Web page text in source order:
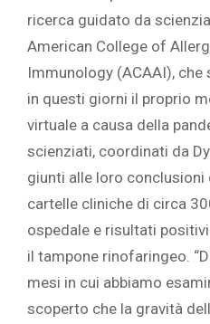
ricerca guidato da
American College of
Immunology (ACAAI),
in questi giorni il proprio
virtuale a causa della
scienziati, coordinati da
giunti alle loro
cartelle cliniche di circa
ospedale e risultati
il tampone rinofaringeo.
mesi in cui abbiamo
scoperto che la gravità